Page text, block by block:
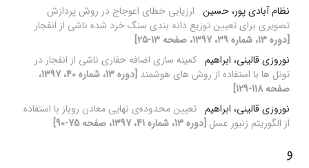
نظام آبادی پور، حسین ارزیابی خطای اعوجاج در روش پردازش
تصویری برای تعیین توزیع دانه بندی سنگ خرد شده ناشی از انفجار
[دوره 13، شماره 39، 1397، صفحه 13-25]
نوروزی قالینی، ابراهیم کمینه سازی اضافه حفاری ناشی از انفجار در
تونل ها با استفاده از روش های هوشمند
[دوره 13، شماره 40، 1397،
صفحه 118-129]
نوروزی قالینی، ابراهیم تعیین محدوده‌ی نهایی معادن روباز با استفاده
از الگوریتم زنبور عسل [دوره 13، شماره 41، 1397، صفحه 75-90]
و